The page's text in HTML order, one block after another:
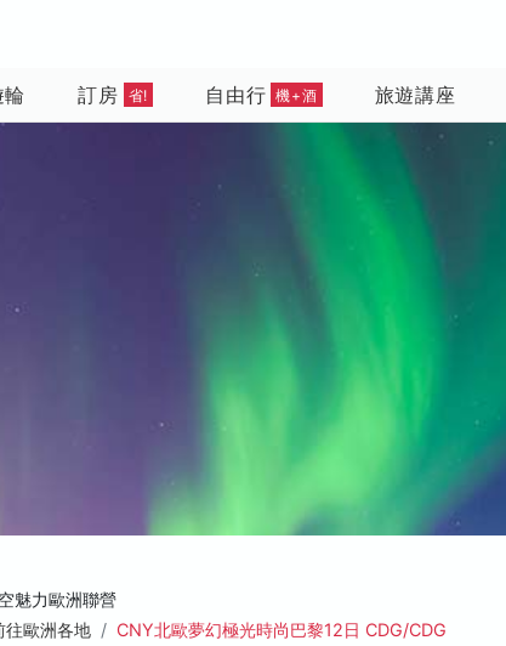
訂房 省! 自由行 機+酒 旅遊講座
魅力歐洲聯營
往歐洲各地
CNY北歐夢幻極光時尚巴黎12日 CDG/CDG